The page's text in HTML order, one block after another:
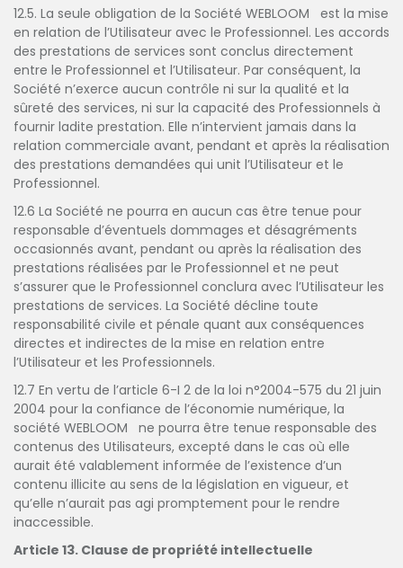
12.5. La seule obligation de la Société WEBLOOM est la mise
en relation de l’Utilisateur avec le Professionnel. Les accords
des prestations de services sont conclus directement
entre le Professionnel et l’Utilisateur. Par conséquent, la
Société n’exerce aucun contrôle ni sur la qualité et la
sûreté des services, ni sur la capacité des Professionnels à
fournir ladite prestation. Elle n’intervient jamais dans la
relation commerciale avant, pendant et après la réalisation
des prestations demandées qui unit l’Utilisateur et le
Professionnel.
12.6 La Société ne pourra en aucun cas être tenue pour
responsable d’éventuels dommages et désagréments
occasionnés avant, pendant ou après la réalisation des
prestations réalisées par le Professionnel et ne peut
s’assurer que le Professionnel conclura avec l’Utilisateur les
prestations de services. La Société décline toute
responsabilité civile et pénale quant aux conséquences
directes et indirectes de la mise en relation entre
l’Utilisateur et les Professionnels.
12.7 En vertu de l’article 6-I 2 de la loi n°2004-575 du 21 juin
2004 pour la confiance de l’économie numérique, la
société WEBLOOM ne pourra être tenue responsable des
contenus des Utilisateurs, excepté dans le cas où elle
aurait été valablement informée de l’existence d’un
contenu illicite au sens de la législation en vigueur, et
qu’elle n’aurait pas agi promptement pour le rendre
inaccessible.
Article 13. Clause de propriété intellectuelle